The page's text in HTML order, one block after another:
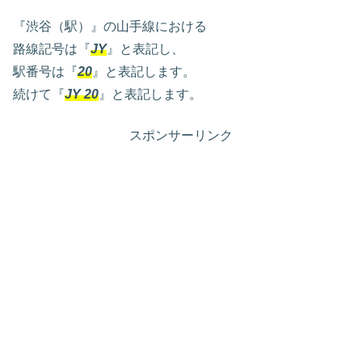
『渋谷（駅）』の山手線における
路線記号は『JY』と表記し、
駅番号は『20 』と表記します。
続けて『JY 20 』と表記します。
スポンサーリンク